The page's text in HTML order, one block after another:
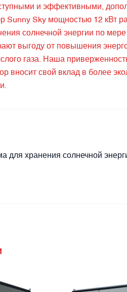
и эффективными,
Sky мощностью 12 кВт
солнечной энергии по
выгоду от повышения
газа. Наша
вносит свой вклад в более
для хранения солнечной